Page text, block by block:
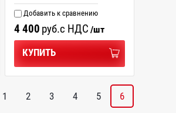
Добавить к сравнению
4 400 руб.с НДС /шт
КУПИТЬ
1 2 3 4 5 6